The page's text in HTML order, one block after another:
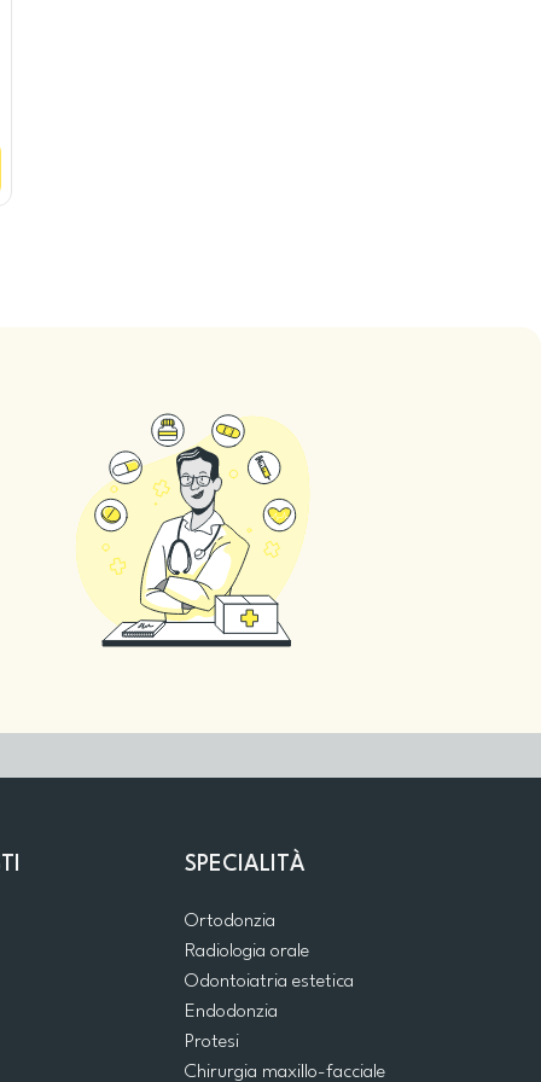
SPECIALITÀ
Ortodonzia
Radiologia orale
Odontoiatria estetica
Endodonzia
Protesi
Chirurgia maxillo-facciale